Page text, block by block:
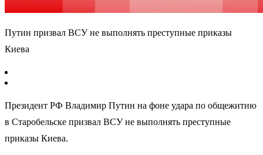
Путин призвал ВСУ не выполнять преступные приказы
Киева
Президент РФ Владимир Путин на фоне удара по общежитию
в Старобельске призвал ВСУ не выполнять преступные
приказы Киева.